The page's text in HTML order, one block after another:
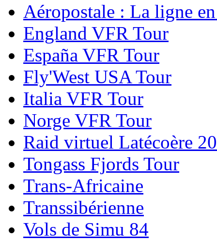
Aéropostale : La ligne
England VFR Tour
España VFR Tour
Fly'West USA Tour
Italia VFR Tour
Norge VFR Tour
Raid virtuel Latécoère
Tongass Fjords Tour
Trans-Africaine
Transsibérienne
Vols de Simu 84